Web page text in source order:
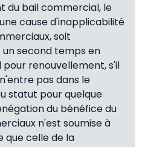
du bail commercial, le
cause d'inapplicabilité
soit
second temps en
renouvellement, s'il
pas dans le
statut pour quelque
du bénéfice du
n'est soumise à
que celle de la